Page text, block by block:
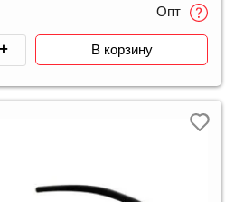
Опт
+ В корзину